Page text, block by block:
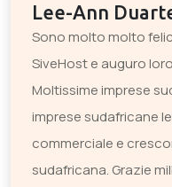
Lee-Ann
Sono molto molto
SiveHost e auguro
Moltissime imprese
imprese sudafricane
commerciale e
sudafricana. Grazie